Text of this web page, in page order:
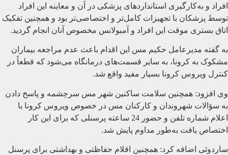
افراد و به‌کارگیری استانداردهای پزشکی در آن و معاینه این افراد
توسط پزشکان با تجهیزات کامل‌تر و اختصاصی‌تر بود و همچنین تفکیک
اتاق بستری موقت این افراد و آمبولانس مخصوص آنان انجام گردید.
به گفته مدیرعامل حکیم مس این اقدام باعث عدم مراجعه بیماران
مشکوک به کرونا، به سایر قسمت‌های درمانگاه می‌شود که قطعاً در
کنترل ویروس کرونا بسیار مفید واقع شد.
وی افزود: همچنین سلامت ساکنین شهر مس سرچشمه و پاسخ دادن
به سؤالات شهروندان و کارکنان مس در خصوص ویروس کرونا با
اعلام شماره تلفن و حضور 24 ساعته پرسنلی که برای این کار
اختصاص یافت به‌طور مداوم پایش شد.
ساردوئی اضافه کرد: همچنین اقلام حفاظتی و بهداشتی برای پرسنل